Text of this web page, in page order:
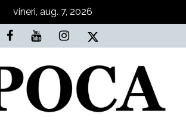
vineri, aug. 7, 2026